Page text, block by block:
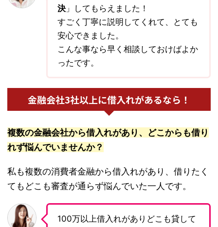
決」してもらえました！
すごく丁寧に説明してくれて、とても
安心できました。
こんな事なら早く相談しておけばよか
ったです。
金融会社3社以上に借入れがあるなら！
複数の金融会社から借入れがあり、どこからも借り
れず悩んでいませんか？
私も複数の消費者金融から借入れがあり、借りたく
てもどこも審査が通らず悩んでいた一人です。
100万以上借入れがありどこも貸して